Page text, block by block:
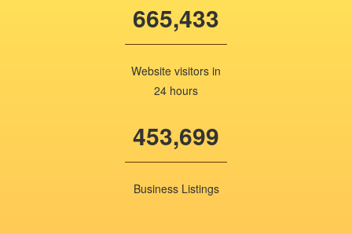
665,433
Website visitors in
24 hours
453,699
Business Listings